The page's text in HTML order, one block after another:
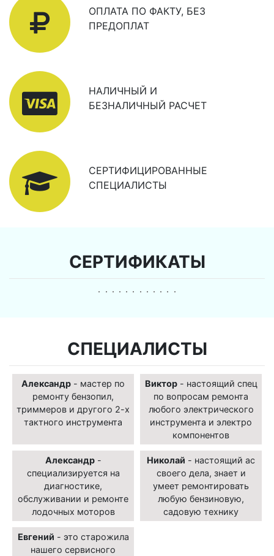
ОПЛАТА ПО ФАКТУ, БЕЗ
ПРЕДОПЛАТ
НАЛИЧНЫЙ И
БЕЗНАЛИЧНЫЙ РАСЧЕТ
СЕРТИФИЦИРОВАННЫЕ
СПЕЦИАЛИСТЫ
СЕРТИФИКАТЫ
СПЕЦИАЛИСТЫ
Александр - мастер по
ремонту бензопил,
триммеров и другого 2-х
тактного инструмента
Виктор- настоящий спец
по вопросам ремонта
любого электрического
инструмента и электро
компонентов
Александр-
специализируется на
диагностике,
обслуживании и ремонте
лодочных моторов
Николай - настоящий ас
своего дела, знает и
умеет ремонтировать
любую бензиновую,
садовую технику
Евгений - это старожила
нашего сервисного